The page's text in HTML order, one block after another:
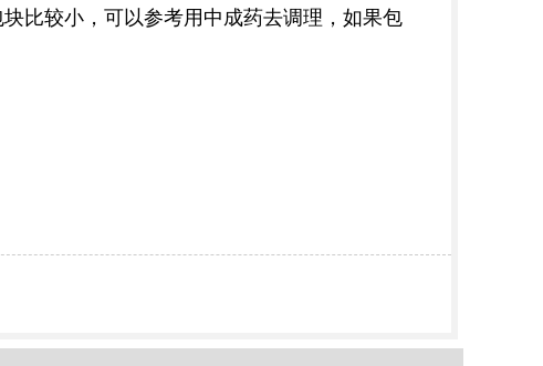
比较小，可以参考用中成药去调理，如果包